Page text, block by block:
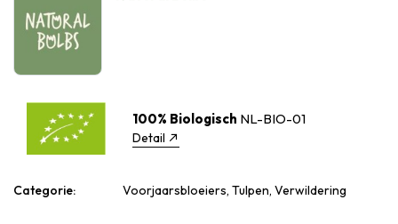
100% Biologisch NL-BIO-01
Detail
Categorie: Voorjaarsbloeiers, Tulpen, Verwildering